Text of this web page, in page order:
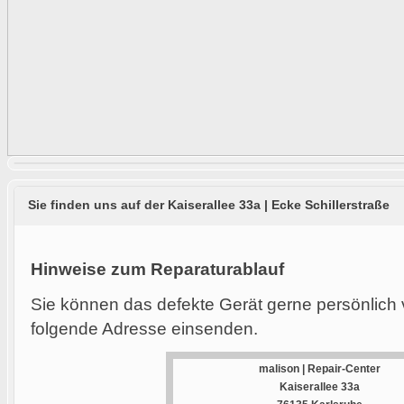
Sie finden uns auf der Kaiserallee 33a | Ecke Schillerstraße
Hinweise zum Reparaturablauf
Sie können das defekte Gerät gerne
folgende Adresse einsenden.
malison | Repair-Center
Kaiserallee 33a